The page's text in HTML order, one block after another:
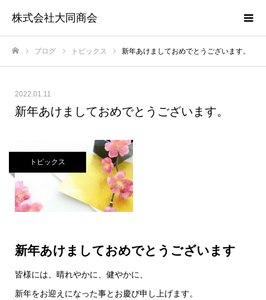
株式会社大同商会
ブログ トピックス 新年あけましておめでとうございます。
2022.01.11
新年あけましておめでとうございます。
トピックス
新年あけましておめでとうございます
皆様には、晴れやかに、健やかに、
新年をお迎えになった事とお慶び申し上げます。